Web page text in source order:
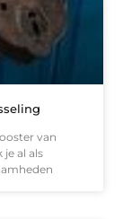
van
al als